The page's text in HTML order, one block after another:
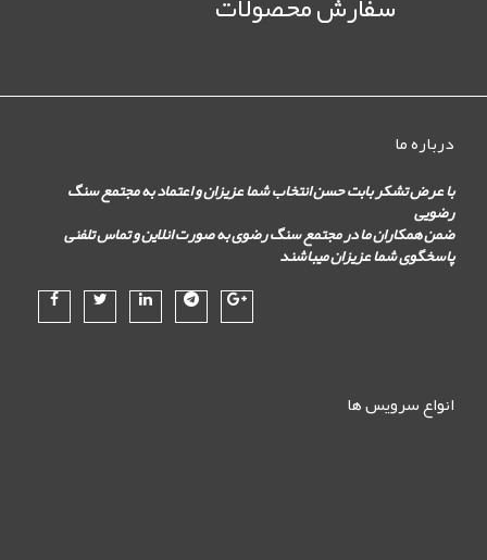
درباره ما
با عرض تشکر بابت حسن انتخاب شما عزیزان و اعتماد به مجتمع سنگ
رضویی
ضمن همکاران ما در مجتمع سنگ رضوی به صورت انلاین و تماس تلفنی
پاسخگوی شما عزیزان میباشند
انواع سرویس ها